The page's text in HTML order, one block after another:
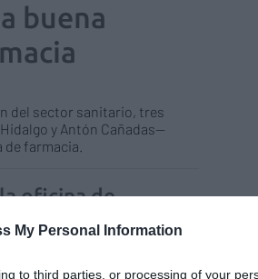
My Personal Information
to third parties, or processing of your
buena
del sector sanitario, tres
y Antón Cañadas—
farmacia.
oficina de